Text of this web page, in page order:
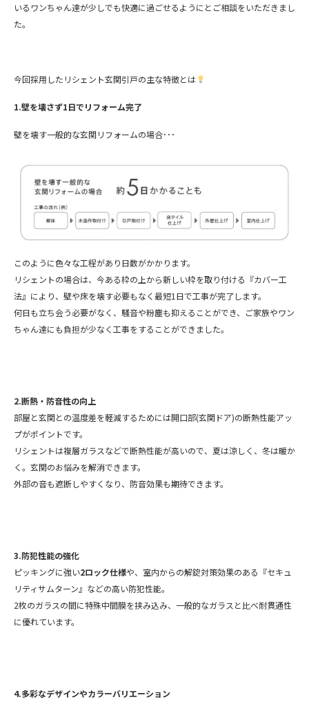
いるワンちゃん達が少しでも快適に過ごせるようにとご相談をいただきまし
た。
今回採用したリシェント玄関引戸の主な特徴とは
1.壁を壊さず1日でリフォーム完了
壁を壊す一般的な玄関リフォームの場合･･･
このように色々な工程があり日数がかかります。
リシェントの場合は、今ある枠の上から新しい枠を取り付ける『カバー工
法』により、壁や床を壊す必要もなく最短1日で工事が完了します。
何日も立ち会う必要がなく、騒音や粉塵も抑えることができ、ご家族やワン
ちゃん達にも負担が少なく工事をすることができました。
2.断熱・防音性の向上
部屋と玄関との温度差を軽減するためには開口部(玄関ドア)の断熱性能アッ
プがポイントです。
リシェントは複層ガラスなどで断熱性能が高いので、夏は涼しく、冬は暖か
く。玄関のお悩みを解消できます。
外部の音も遮断しやすくなり、防音効果も期待できます。
3.防犯性能の強化
ピッキングに強い2ロック仕様や、室内からの解錠対策効果のある『セキュ
リティサムターン』などの高い防犯性能。
2枚のガラスの間に特殊中間膜を挟み込み、一般的なガラスと比べ耐貫通性
に優れています。
4.多彩なデザインやカラーバリエーション